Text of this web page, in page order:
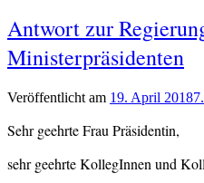
Kennzeichnungspflicht
für
bayerische
Kennzeichnungspflicht,
Polizei,
Polizeiaufgabengesetz
Antwort zur
Ministerpräsidenten
Veröffentlicht am 19. April 2018
Sehr geehrte Frau Präsidentin,
sehr geehrte KollegInnen und